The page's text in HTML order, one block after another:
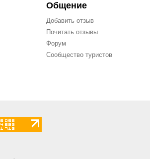
Общение
Добавить отзыв
Почитать отзывы
Форум
Сообщество туристов